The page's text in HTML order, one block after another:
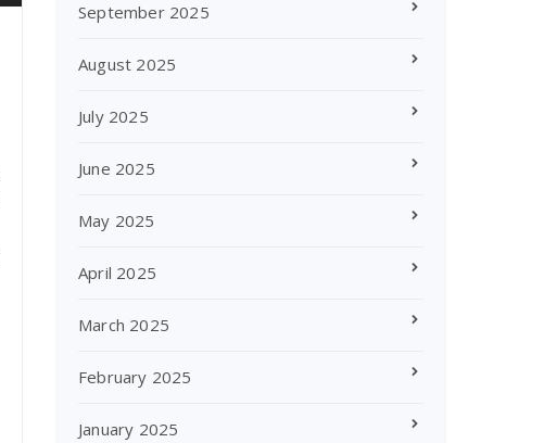
September 2025
August 2025
July 2025
June 2025
May 2025
April 2025
March 2025
February 2025
January 2025